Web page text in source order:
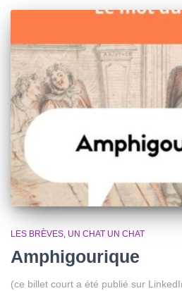
LES BRÈVES UN CHAT UN CHAT
Amphigourique
(ce billet court a été publié sur